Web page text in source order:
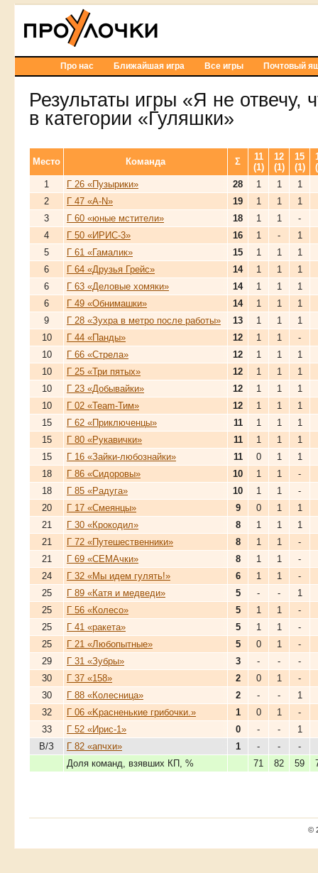
Про нас Ближайшая игра Все игры Почтовый
Результаты игры «Я не отвечу,
в категории «Гуляшки»
Место Команда Σ
11
(1)
12
(1)
15
(1)
1
Г 26 «Пузырики» 28 1 1
1
2
Г 47 «A-N» 19 1 1 1
3
Г 60 «юные мстители» 18 1 1 -
4
Г 50 «ИРИС-3» 16 1 - 1
5
Г 61 «Гамалик» 15 1 1 1
6
Г 64 «Друзья Грейс» 14 1 1 1
6
Г 63 «Деловые хомяки» 14 1 1 1
6
Г 49 «Обнимашки» 14 1 1 1
9
Г 28 «Зухра в метро после работы» 13 1 1 1
10
Г 44 «Панды» 12 1 1 -
10
Г 66 «Стрела» 12 1 1 1
10
Г 25 «Три пятых» 12 1 1 1
10
Г 23 «Добывайки» 12 1 1 1
10
Г 02 «Team-Тим» 12 1 1 1
15
Г 62 «Приключенцы» 11 1 1 1
15
Г 80 «Рукавички» 11 1 1 1
15
Г 16 «Зайки-любознайки» 11 0 1 1
18
Г 86 «Сидоровы» 10 1 1 -
18
Г 85 «Радуга» 10 1 1 -
20
Г 17 «Смеянцы» 9 0 1 1
21
Г 30 «Крокодил» 8 1 1 1
21
Г 72 «Путешественники» 8 1 1 -
21
Г 69 «СЕМАчки» 8 1 1 -
24
Г 32 «Мы идем гулять!» 6 1 1 -
25
Г 89 «Катя и медведи» 5 - -
1
25
Г 56 «Колесо» 5 1 1 -
25
Г 41 «ракета» 5 1 1 -
25
Г 21 «Любопытные» 5 0 1 -
29
Г 31 «Зубры» 3 - -
-
30
Г 37 «158» 2 0 1 -
30
Г 88 «Колесница» 2 - -
1
32
Г 06 «Kрасненькие грибочки.» 1 0 1
-
33
Г 52 «Ирис-1» 0 - - 1
В/З
Г 82 «апчхи» 1 - -
-
Доля команд, взявших КП, %
71 82 59
©